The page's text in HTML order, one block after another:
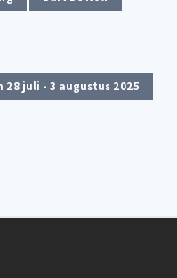
juli - 3 augustus 2025